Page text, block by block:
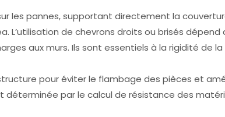
les pannes, supportant directement la
de chevrons droits ou brisés
aux murs. Ils sont essentiels à la rigidité de
pour éviter le flambage des pièces et
par le calcul de résistance des